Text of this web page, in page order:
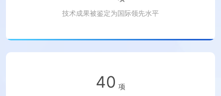
技术成果被鉴定为国际领先水平
40 项